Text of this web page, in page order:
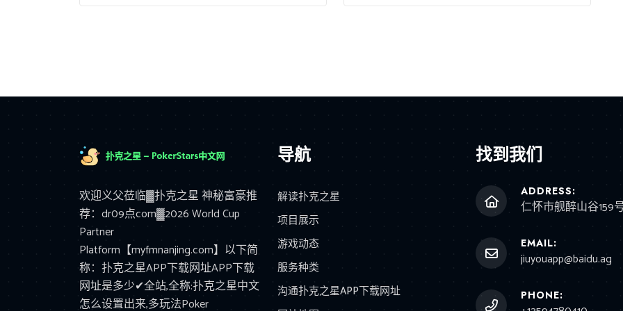
欢迎义父莅临▓扑克之星 神秘富豪推
荐：dr09点com▓2026 World Cup
Partner
Platform【myfmnanjing.com】以下简
称：扑克之星APP下载网址APP下载
网址是多少✔全站,全称:扑克之星中文
怎么设置出来,多玩法Poker
导航
解读扑克之星
项目展示
游戏动态
服务种类
沟通扑克之星APP下载网址
找到我们
ADDRESS:
仁怀市舰醉山谷159
EMAIL:
jiuyouapp@baidu.ag
PHONE: